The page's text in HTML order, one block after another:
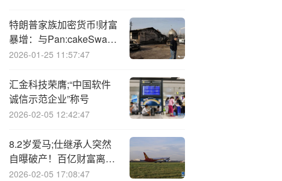
特朗普家族加密货币!财富
暴增：与Pan:cakeSwap
合作发行USD1，家族持
2026-01-25 11:57:47
汇金科技荣膺;“中国软件
诚信示范企业”称号
2026-02-05 12:42:47
8.2岁爱马;仕继承人突然
自曝破产！百亿财富离奇
蒸发，好友被警方判定自
2026-02-05 17:08:47